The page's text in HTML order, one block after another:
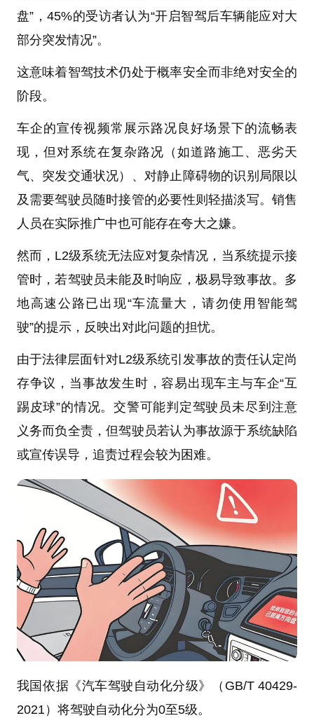
盘”，45%的受访者认为“开启智驾后车辆能应对大
部分突发情况”。
这意味着智驾技术仍处于概率安全而非绝对安全的
阶段。
车企的宣传视频常展示路况良好场景下的流畅表
现，但对系统在复杂路况（如道路施工、恶劣天
气、突发交通状况）、对静止障碍物的识别局限以
及需要驾驶员随时接管的必要性则轻描淡写。销售
人员在实际推广中也可能存在夸大之嫌。
然而，L2级系统无法应对复杂情况，当系统提示接
管时，若驾驶员未能及时响应，极易导致事故。多
地高速公路已出现“车流量大，请勿使用智能驾
驶”的提示，反映出对此问题的担忧。
由于法律层面针对L2级系统引发事故的责任认定尚
存争议，当事故发生时，容易出现车主与车企“互
踢皮球”的情况。交警可能判定驾驶员未尽到注意
义务而负全责，但驾驶员若认为事故源于系统缺陷
或宣传误导，追责过程会较为困难。
我国依据《汽车驾驶自动化分级》（GB/T 40429-
2021）将驾驶自动化分为0至5级。